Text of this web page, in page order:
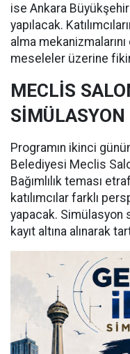
ise Ankara
yapılacak.
alma
meseleler üzerine
MECLİS
Programın ikinci
Belediyesi Meclis
Bağımlılık teması
katılımcılar farklı
yapacak. Simülasyon
kayıt altına alınarak